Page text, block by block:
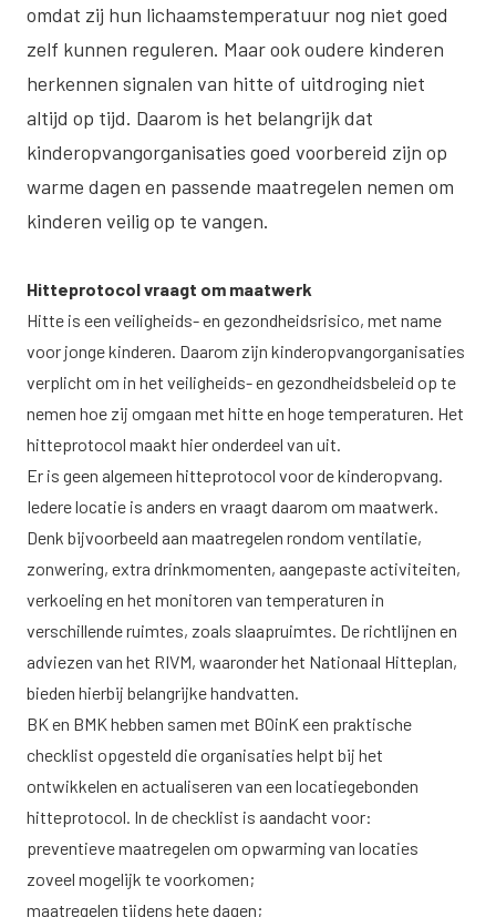
omdat zij hun lichaamstemperatuur nog niet goed
zelf kunnen reguleren. Maar ook oudere kinderen
herkennen signalen van hitte of uitdroging niet
altijd op tijd. Daarom is het belangrijk dat
kinderopvangorganisaties goed voorbereid zijn op
warme dagen en passende maatregelen nemen om
kinderen veilig op te vangen.
Hitteprotocol vraagt om maatwerk
Hitte is een veiligheids- en gezondheidsrisico, met name
voor jonge kinderen. Daarom zijn kinderopvangorganisaties
verplicht om in het veiligheids- en gezondheidsbeleid op te
nemen hoe zij omgaan met hitte en hoge temperaturen. Het
hitteprotocol maakt hier onderdeel van uit.
Er is geen algemeen hitteprotocol voor de kinderopvang.
Iedere locatie is anders en vraagt daarom om maatwerk.
Denk bijvoorbeeld aan maatregelen rondom ventilatie,
zonwering, extra drinkmomenten, aangepaste activiteiten,
verkoeling en het monitoren van temperaturen in
verschillende ruimtes, zoals slaapruimtes. De richtlijnen en
adviezen van het RIVM, waaronder het Nationaal Hitteplan,
bieden hierbij belangrijke handvatten.
BK en BMK hebben samen met BOinK een praktische
checklist opgesteld die organisaties helpt bij het
ontwikkelen en actualiseren van een locatiegebonden
hitteprotocol. In de checklist is aandacht voor:
preventieve maatregelen om opwarming van locaties
zoveel mogelijk te voorkomen;
maatregelen tijdens hete dagen;